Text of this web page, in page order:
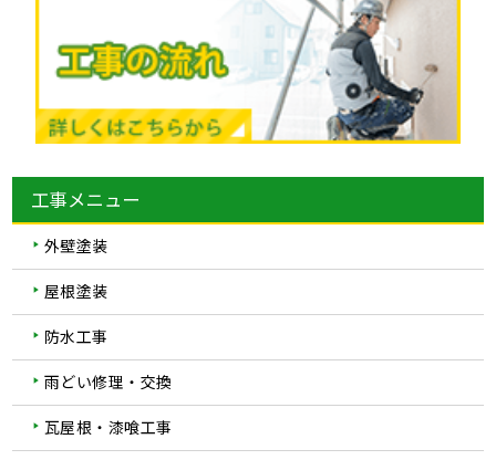
工事メニュー
外壁塗装
屋根塗装
防水工事
雨どい修理・交換
瓦屋根・漆喰工事